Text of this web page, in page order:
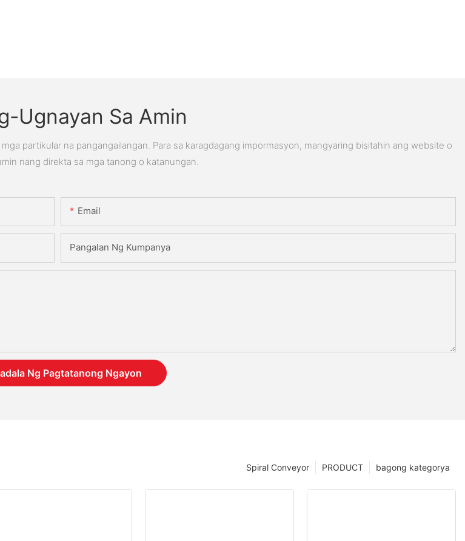
Ugnayan Sa Amin
partikular na pangangailangan. Para sa karagdagang impormasyon, mangyaring bisitahin ang website o
nang direkta sa mga tanong o katanungan.
Email
Pangalan Ng Kumpanya
Ng Pagtatanong Ngayon
bagong kategorya
PRODUCT
Spiral Conveyor